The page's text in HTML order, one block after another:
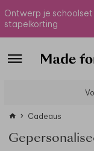
Ontwerp je
stapelkorting
Cadeaus